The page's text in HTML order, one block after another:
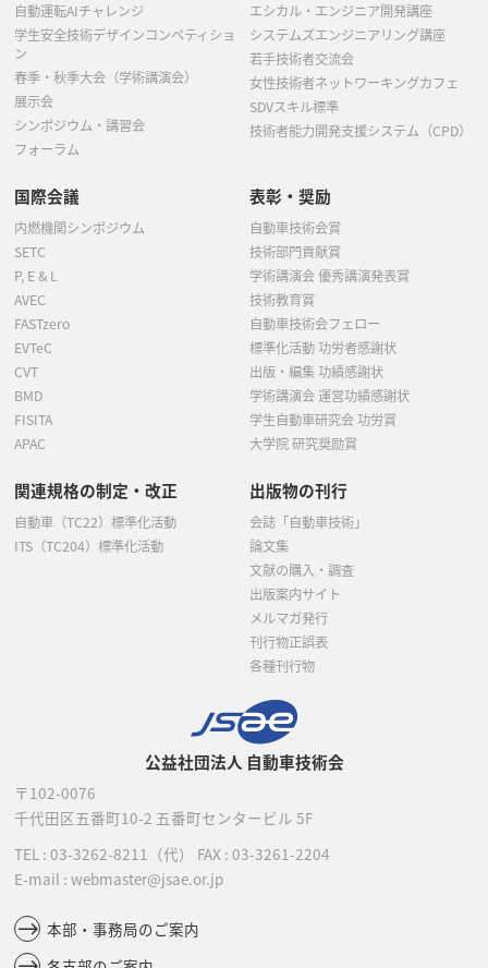
公益社団法人 自動車技術会
〒102-0076
千代田区五番町10-2 五番町センタービル 5F
TEL : 03-3262-8211 （代） FAX : 03-3261-2204
E-mail : webmaster@jsae.or.jp
本部・事務局のご案内
自動運転AIチャレンジ
学生安全技術デザインコンペティショ
ン
春季・秋季大会（学術講演会）
展示会
シンポジウム・講習会
フォーラム
エシカル・エンジニア開発講座
システムズエンジニアリング講座
若手技術者交流会
女性技術者ネットワーキングカフェ
SDVスキル標準
技術者能力開発支援システム（CPD）
国際会議
内燃機関シンポジウム
SETC
P, E & L
AVEC
FASTzero
EVTeC
CVT
BMD
FISITA
APAC
表彰・奨励
自動車技術会賞
技術部門貢献賞
学術講演会 優秀講演発表賞
技術教育賞
自動車技術会フェロー
標準化活動 功労者感謝状
出版・編集 功績感謝状
学術講演会 運営功績感謝状
学生自動車研究会 功労賞
大学院 研究奨励賞
関連規格の制定・改正
自動車（TC22）標準化活動
ITS（TC204）標準化活動
出版物の刊行
会誌「自動車技術」
論文集
文献の購入・調査
出版案内サイト
メルマガ発行
刊行物正誤表
各種刊行物